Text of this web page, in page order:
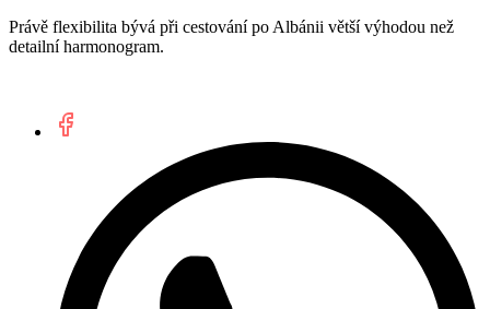
Právě flexibilita bývá při cestování po Albánii větší výhodou než
detailní harmonogram.